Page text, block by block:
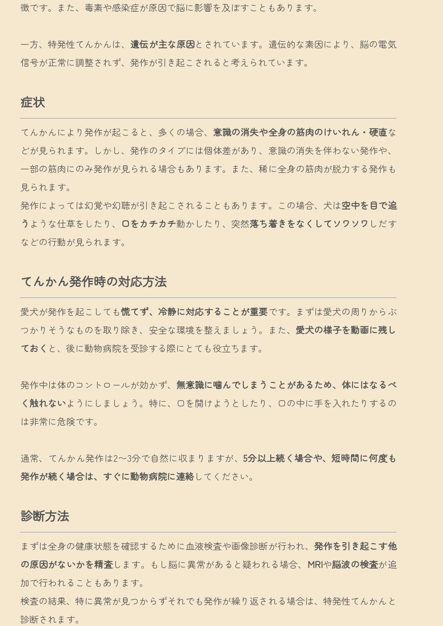
徴です。また、毒素や感染症が原因で脳に影響を及ぼすこともあります。
一方、特発性てんかんは、 遺伝が主な原因とされています。遺伝的な素因により、脳の電気
信号が正常に調整されず、発作が引き起こされると考えられています。
症状
てんかんにより発作が起こると、多くの場合、 意識の消失や全身の筋肉のけいれん・硬直な
どが見られます。しかし、発作のタイプには個体差があり、意識の消失を伴わない発作や、
一部の筋肉にのみ発作が見られる場合もあります。また、稀に全身の筋肉が脱力する発作も
見られます。
発作によっては幻覚や幻聴が引き起こされることもあります。この場合、犬は空中を目で追
う ような仕草をしたり、 口をカチカチ動かしたり、突然落ち着きをなくしてソワソワ しだす
などの行動が見られます。
てんかん発作時の対応方法
愛犬が発作を起こしても慌てず、冷静に対応することが重要です。まずは愛犬の周りからぶ
つかりそうなものを取り除き、安全な環境を整えましょう。また、 愛犬の様子を動画に残し
ておく と、後に動物病院を受診する際にとても役立ちます。
発作中は体のコントロールが効かず、 無意識に噛んでしまうことがあるため、体にはなるべ
く触れないようにしましょう。特に、口を開けようとしたり、口の中に手を入れたりするの
は非常に危険です。
通常、てんかん発作は2〜3分で自然に収まりますが、5分以上続く場合や、短時間に何度も
発作が続く場合は、すぐに動物病院に連絡してください。
診断方法
まずは全身の健康状態を確認するために血液検査や画像診断が行われ、 発作を引き起こす他
の原因がないかを精査します。もし脳に異常があると疑われる場合、 MRIや脳波の検査が追
加で行われることもあります。
検査の結果、特に異常が見つからずそれでも発作が繰り返される場合は、特発性てんかんと
診断されます。